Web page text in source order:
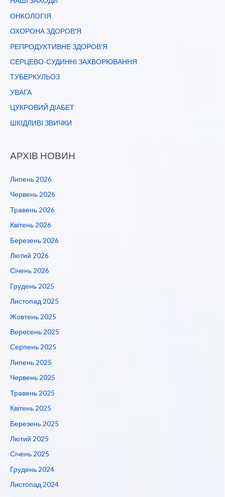
ОНКОЛОГІЯ
ОХОРОНА ЗДОРОВ'Я
РЕПРОДУКТИВНЕ ЗДОРОВ'Я
СЕРЦЕВО-СУДИННІ ЗАХВОРЮВАННЯ
ТУБЕРКУЛЬОЗ
УВАГА
ЦУКРОВИЙ ДІАБЕТ
ШКІДЛИВІ ЗВИЧКИ
АРХІВ НОВИН
Липень 2026
Червень 2026
Травень 2026
Квітень 2026
Березень 2026
Лютий 2026
Січень 2026
Грудень 2025
Листопад 2025
Жовтень 2025
Вересень 2025
Серпень 2025
Липень 2025
Червень 2025
Травень 2025
Квітень 2025
Березень 2025
Лютий 2025
Січень 2025
Грудень 2024
Листопад 2024